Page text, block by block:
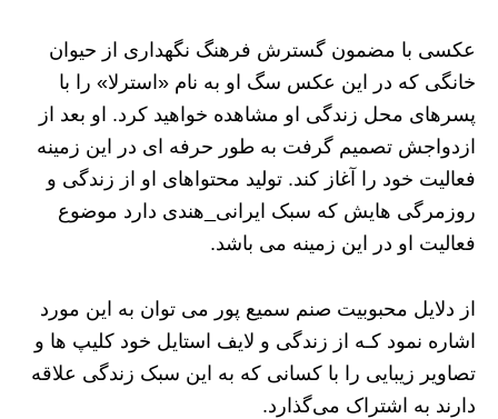
عکسی با مضمون گسترش فرهنگ نگهداری از حیوان
خانگی که در این عکس سگ او به نام «استرلا» را با
پسرهای محل زندگی او مشاهده خواهید کرد. او بعد از
ازدواجش تصمیم گرفت به طور حرفه‌ ای در این زمینه
فعالیت خود را آغاز کند. تولید محتواهای او از زندگی و
روزمرگی هایش که سبک ایرانی_هندی دارد موضوع
فعالیت او در این زمینه می باشد‌.
از دلایل محبوبیت صنم سمیع پور می توان به این مورد
اشاره نمود کـه از زندگی و لایف استایل خود کلیپ ها و
تصاویر زیبایی را با کسانی که به این سبک زندگی علاقه
دارند به اشتراک می‌گذارد.